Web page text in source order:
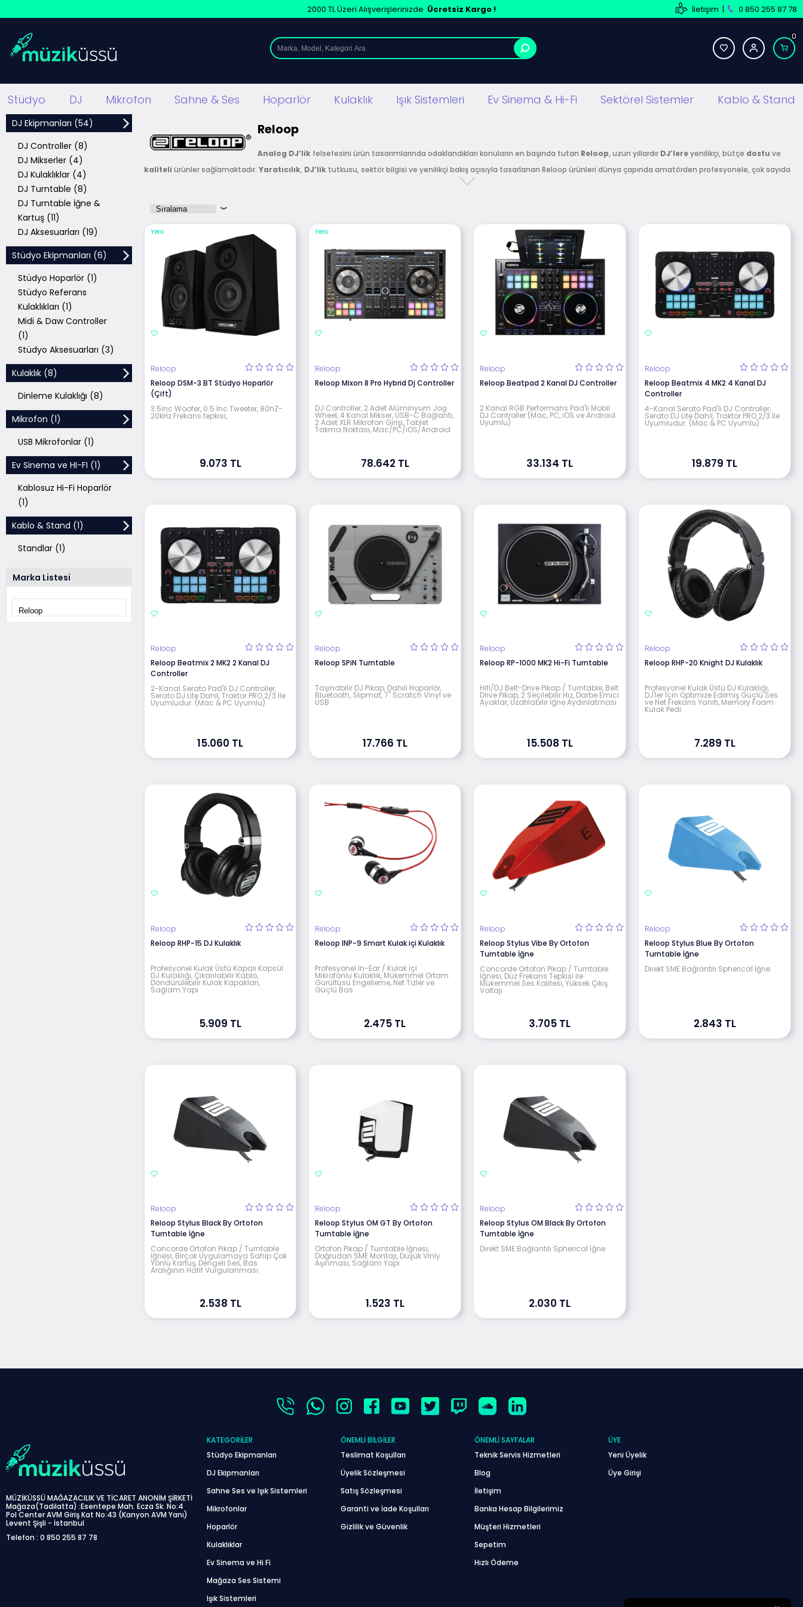
2000 TL Üzeri Alışverişlerinizde Ücretsiz Kargo ! İletişim | 0 850 255 87 78
0
Stüdyo DJ Mikrofon Sahne & Ses Hoparlör Kulaklık Işık Sistemleri Ev Sinema & Hi-Fi Sektörel Sistemler Kablo & Stand
DJ Ekipmanları (54)
DJ Controller (8)
DJ Mikserler (4)
DJ Kulaklıklar (4)
DJ Turntable (8)
DJ Turntable İğne &
Kartuş (11)
DJ Aksesuarları (19)
Stüdyo Ekipmanları (6)
Stüdyo Hoparlör (1)
Stüdyo Referans
Kulaklıkları (1)
Midi & Daw Controller
(1)
Stüdyo Aksesuarları (3)
Kulaklık (8)
Dinleme Kulaklığı (8)
Mikrofon (1)
USB Mikrofonlar (1)
Ev Sinema ve HI-FI (1)
Kablosuz Hi-Fi Hoparlör
(1)
Kablo & Stand (1)
Standlar (1)
Marka Listesi
Reloop
Analog DJ’likfelsefesini ürün tasarımlarında odaklandıkları konuların en başında tutan Reloop, uzun yıllardır DJ’lereyenilikçi, bütçe dostu ve
kaliteli ürünler sağlamaktadır. Yaratıcılık, DJ’liktutkusu, sektör bilgisi ve yenilikçi bakış açısıyla tasarlanan Reloop ürünleri dünya çapında amatörden profesyonele, çok sayıda
DJ tarafından tercih edilmektedir. DJ’liğin geçirdiği dijital dönüşüm sürecine katkıda bulunan Reloop, DJ Turntable, DJ Turntable kartuşu, DJ Controller ve Standalone DJ
Yeni
Reloop
Reloop DSM-3 BT Stüdyo Hoparlör
(Çift)
3.5inc Woofer, 0.5 İnc Tweeter, 80hZ-
20kHz Frekans tepkisi,
9.073 TL
Yeni
Reloop
Reloop Mixon 8 Pro Hybrid Dj Controller
DJ Controller, 2 Adet Alüminyum Jog
Wheel, 4 Kanal Mikser, USB-C Bağlantı,
2 Adet XLR Mikrofon Girişi, Tablet
Takma Noktası, Mac/PC/iOS/Android
78.642 TL
Reloop
Reloop Beatpad 2 Kanal DJ Controller
2 Kanal RGB Performans Pad'li Mobil
DJ Controller (Mac, PC, iOS ve Android
Uyumlu)
33.134 TL
Reloop
Reloop Beatmix 4 MK2 4 Kanal DJ
Controller
4-Kanal Serato Pad'li DJ Controller,
Serato DJ Lite Dahil, Traktor PRO 2/3 İle
Uyumludur. (Mac & PC Uyumlu)
19.879 TL
Reloop
Reloop Beatmix 2 MK2 2 Kanal DJ
Controller
2-Kanal Serato Pad'li DJ Controller,
Serato DJ Lite Dahil, Traktor PRO 2/3 İle
Uyumludur. (Mac & PC Uyumlu)
15.060 TL
Reloop
Reloop SPiN Turntable
Taşınabilir DJ Pikap, Dahili Hoparlör,
Bluetooth, Slipmat, 7" Scratch Vinyl ve
USB
17.766 TL
Reloop
Reloop RP-1000 MK2 Hi-Fi Turntable
Hifi/DJ Belt-Drive Pikap / Turntable, Belt
Drive Pikap, 2 Seçilebilir Hız, Darbe Emici
Ayaklar, Uzatılabilir İğne Aydınlatması
15.508 TL
Reloop
Reloop RHP-20 Knight DJ Kulaklık
Profesyonel Kulak Üstü DJ Kulaklığı,
DJ'ler İçin Optimize Edilmiş Güçlü Ses
ve Net Frekans Yanıtı, Memory Foam
Kulak Pedi
7.289 TL
Reloop
Reloop RHP-15 DJ Kulaklık
Profesyonel Kulak Üstü Kapalı Kapsül
DJ Kulaklığı, Çıkarılabilir Kablo,
Döndürülebilir Kulak Kapakları,
Sağlam Yapı
5.909 TL
Reloop
Reloop INP-9 Smart Kulak içi Kulaklık
Profesyonel In-Ear / Kulak İçi
Mikrofonlu Kulaklık, Mükemmel Ortam
Gürültüsü Engelleme, Net Tizler ve
Güçlü Bas
2.475 TL
Reloop
Reloop Stylus Vibe By Ortofon
Turntable İğne
Concorde Ortofon Pikap / Turntable
İğnesi, Düz Frekans Tepkisi ile
Mükemmel Ses Kalitesi, Yüksek Çıkış
Voltajı
3.705 TL
Reloop
Reloop Stylus Blue By Ortofon
Turntable İğne
Direkt SME Bağlantılı Spherical İğne
2.843 TL
Reloop
Reloop Stylus Black By Ortofon
Turntable İğne
Concorde Ortofon Pikap / Turntable
İğnesi, Birçok Uygulamaya Sahip Çok
Yönlü Kartuş, Dengeli Ses, Bas
Aralığının Hafif Vurgulanması
2.538 TL
Reloop
Reloop Stylus OM GT By Ortofon
Turntable İğne
Ortofon Pikap / Turntable İğnesi,
Doğrudan SME Montajı, Düşük Vinly
Aşınması, Sağlam Yapı
1.523 TL
Reloop
Reloop Stylus OM Black By Ortofon
Turntable İğne
Direkt SME Bağlantılı Spherical İğne
2.030 TL
MÜZİKÜSSÜ MAĞAZACILIK VE TİCARET ANONİM ŞİRKETİ
Mağaza(Tadilatta) :Esentepe Mah. Ecza Sk. No:4
Pol Center AVM Giriş Kat No:43 (Kanyon AVM Yanı)
Levent Şişli - İstanbul
Telefon : 0 850 255 87 78
KATEGORILER
Stüdyo Ekipmanları
DJ Ekipmanları
Sahne Ses ve Işık Sistemleri
Mikrofonlar
Hoparlör
Kulaklıklar
Ev Sinema ve Hi Fi
Mağaza Ses Sistemi
Işık Sistemleri
ÖNEMLI BILGILER
Teslimat Koşulları
Üyelik Sözleşmesi
Satış Sözleşmesi
Garanti ve İade Koşulları
Gizlilik ve Güvenlik
ÖNEMLI SAYFALAR
Teknik Servis Hizmetleri
Blog
İletişim
Banka Hesap Bilgilerimiz
Müşteri Hizmetleri
Sepetim
Hızlı Ödeme
ÜYE
Yeni Üyelik
Üye Girişi